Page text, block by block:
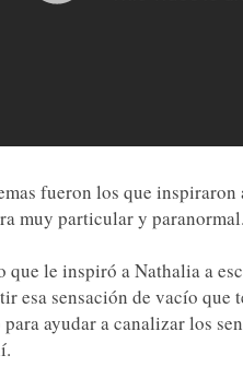
fueron los que inspiraron
muy particular y
que le inspiró a Nathalia a
esa sensación de vacío que t
ayudar a canalizarlos